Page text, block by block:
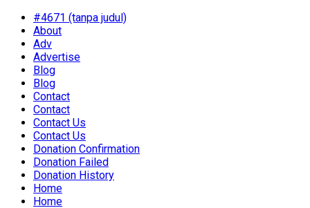
#4671 (tanpa judul)
About
Adv
Advertise
Blog
Blog
Contact
Contact
Contact Us
Contact Us
Donation Confirmation
Donation Failed
Donation History
Home
Home